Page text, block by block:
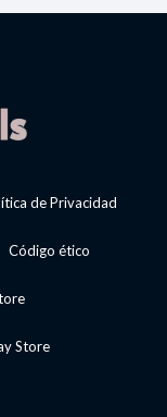
de Privacidad
Código ético
Store